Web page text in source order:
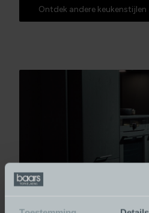
Ontdek andere keukenstijlen